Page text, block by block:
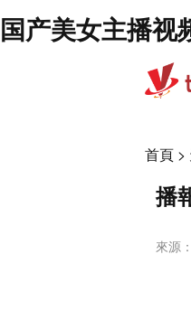
国产美女主播视
首頁 >
播
來源：